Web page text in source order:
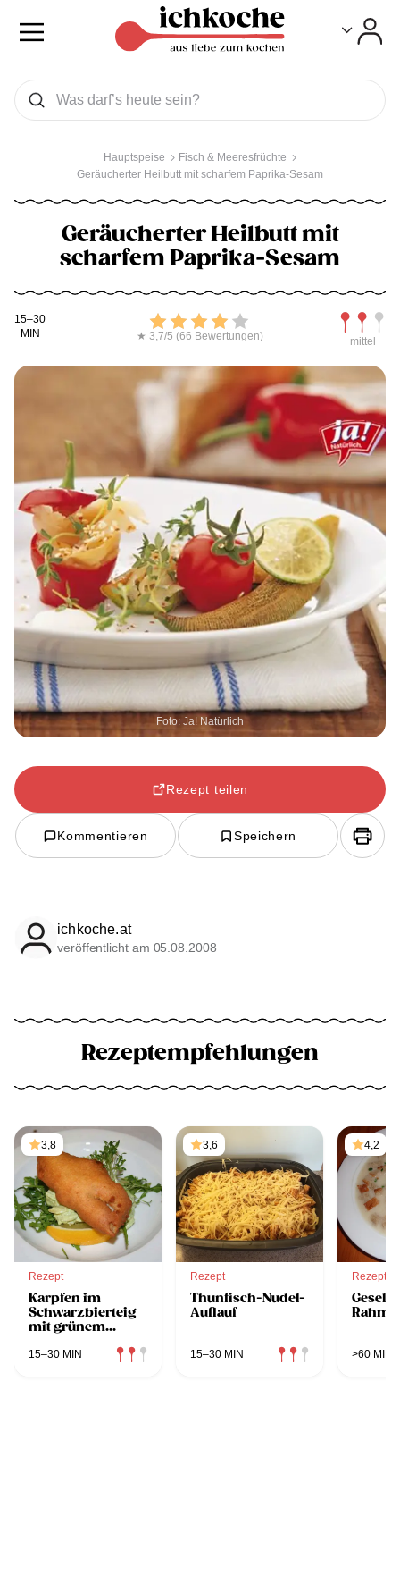
Was wollen Sie suchen
Suchen
Hauptspeise
Fisch & Meeresfrüchte
Geräucherter Heilbutt mit scharfem Paprika-Sesam
Geräucherter Heilbutt mit
scharfem Paprika-Sesam
Kochdauer
15–30
MIN
Bewerten
★ 3,7/5 (66 Bewertungen) mittel
Foto: Ja! Natürlich
Rezept teilen
Kommentieren Speichern
ichkoche.at
veröffentlicht am 05.08.2008
Rezeptempfehlungen
3,8
Rezept
Karpfen im
Schwarzbierteig
mit grünem
15–30 MIN
3,6
Rezept
Thunfisch-Nudel-
Auflauf
15–30 MIN
4,2
Rezept
>60 MIN